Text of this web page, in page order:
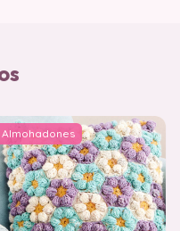
Almohadones